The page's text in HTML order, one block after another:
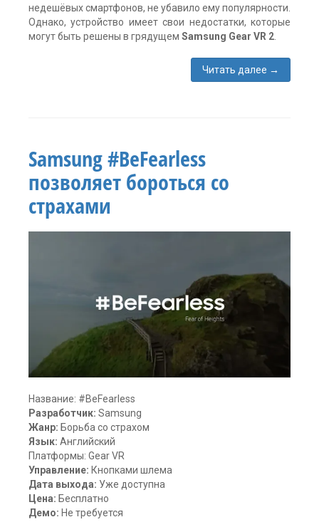
недешёвых смартфонов, не убавило ему популярности.
Однако, устройство имеет свои недостатки, которые
могут быть решены в грядущем Samsung Gear VR 2
Читать далее →
виртуальной
реальности
без
экрана,
шлем
для
Samsung #BeFearless
позволяет бороться со
страхами
Название: #BeFearless
Разработчик: Samsung
Жанр: Борьба со страхом
Язык: Английский
Платформы: Gear VR
Управление: Кнопками шлема
Дата выхода: Уже доступна
Цена: Бесплатно
Демо: Не требуется